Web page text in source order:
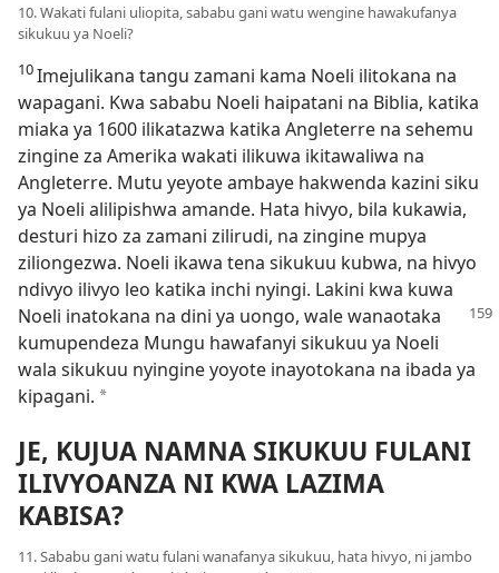
10. Wakati fulani uliopita, sababu gani watu wengine hawakufanya
sikukuu ya Noeli?
10Imejulikana tangu zamani kama Noeli ilitokana na
wapagani. Kwa sababu Noeli haipatani na Biblia, katika
miaka ya 1600 ilikatazwa katika Angleterre na sehemu
zingine za Amerika wakati ilikuwa ikitawaliwa na
Angleterre. Mutu yeyote ambaye hakwenda kazini siku
ya Noeli alilipishwa amande. Hata hivyo, bila kukawia,
desturi hizo za zamani zilirudi, na zingine mupya
ziliongezwa. Noeli ikawa tena sikukuu kubwa, na hivyo
ndivyo ilivyo leo katika inchi nyingi. Lakini kwa kuwa
Noeli inatokana na dini ya uongo, wale wanaotaka
kumupendeza Mungu hawafanyi sikukuu ya Noeli
wala sikukuu nyingine yoyote inayotokana na ibada ya
kipagani. *
JE, KUJUA NAMNA SIKUKUU FULANI
ILIVYOANZA NI KWA LAZIMA
KABISA?
11. Sababu gani watu fulani wanafanya sikukuu, hata hivyo, ni jambo